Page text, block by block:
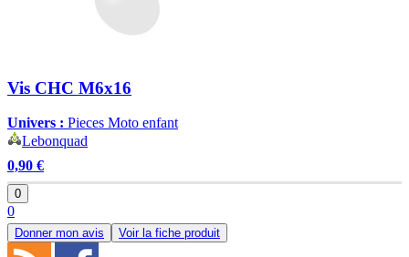
Vis CHC M6x16
Univers : Pieces Moto enfant
Lebonquad
0,90 €
0
0
Donner mon avis Voir la fiche produit